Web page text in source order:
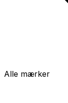
Alle mærker